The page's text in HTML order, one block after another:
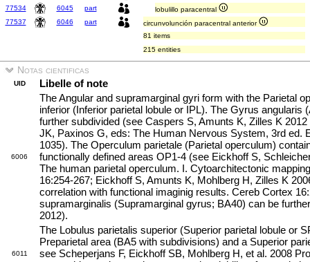
77534
6045 part
lobulillo paracentral
77537
6046 part
circunvolunción paracentral anterior
81 items
215 entities
Notas cientificas
UID Libelle of note
6006
The Angular and supramarginal gyri form with the Parietal
inferior (Inferior parietal lobule or IPL). The Gyrus angularis
further subdivided (see Caspers S, Amunts K, Zilles K
JK, Paxinos G, eds: The Human Nervous System, 3rd ed.
1035). The Operculum parietale (Parietal operculum)
functionally defined areas OP1-4 (see Eickhoff S,
The human parietal operculum. I. Cytoarchitectonic
16:254-267; Eickhoff S, Amunts K, Mohlberg H, Zilles K
correlation with functional imaginig results. Cereb Cortex
supramarginalis (Supramarginal gyrus; BA40) can be
2012).
6011
The Lobulus parietalis superior (Superior parietal lobule or
Preparietal area (BA5 with subdivisions) and a Superior
see Scheperjans F, Eickhoff SB, Mohlberg H, et al. 2008